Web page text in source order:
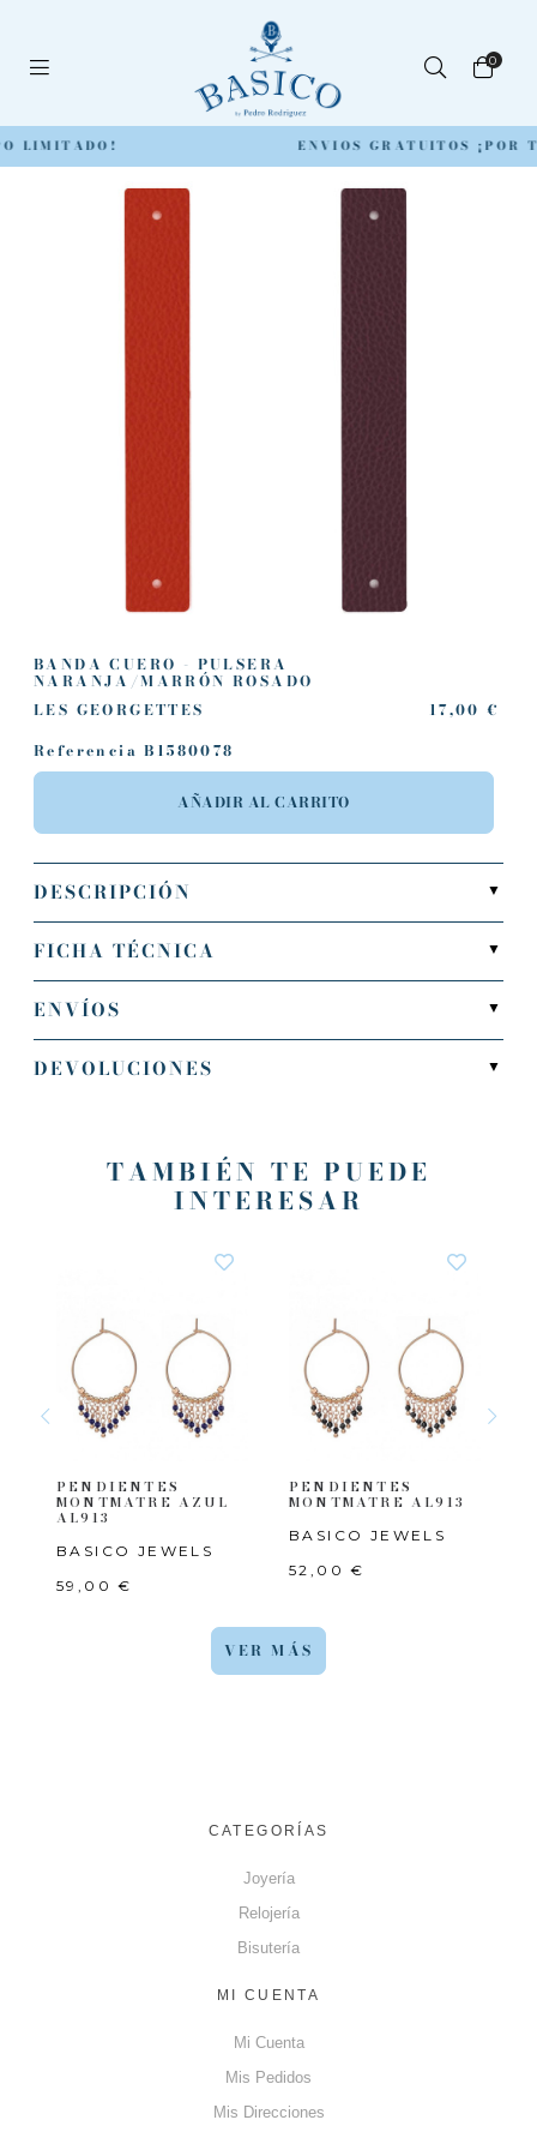
0
LIMITADO! ENVIOS GRATUITOS ¡POR
BANDA CUERO - PULSERA
NARANJA/MARRÓN ROSADO
LES GEORGETTES
17,00 €
Referencia B1580078
AÑADIR AL CARRITO
DESCRIPCIÓN ▼
FICHA TÉCNICA ▼
ENVÍOS ▼
DEVOLUCIONES ▼
TAMBIÉN TE PUEDE
INTERESAR
PENDIENTES
MONTMATRE AZUL
AL913
BASICO JEWELS
59,00 €
PENDIENTES
MONTMATRE AL913
BASICO JEWELS
52,00 €
VER MÁS
CATEGORÍAS
Joyería
Relojería
Bisutería
MI CUENTA
Mi Cuenta
Mis Pedidos
Mis Direcciones